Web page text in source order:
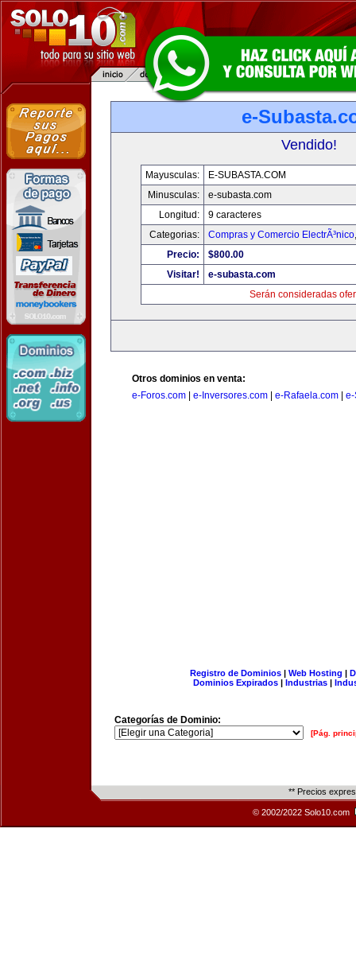
e-
Vendido!
Mayusculas:
E-SUBASTA.COM
Minusculas:
e-subasta.com
Longitud:
9 caracteres
Categorias:
Compras y Comercio ElectrÃ³nico
Precio:
$800.00
Visitar!
e-subasta.com
Serán consideradas
Otros dominios en venta:
e-Foros.com
e-Inversores.com e-Rafaela.com e-
Registro de Dominios| Web Hosting |
Dominios Expirados | Industrias |
Categorías de Dominio:
[Pág.
** Precios
© 2002/2022 Solo10.com